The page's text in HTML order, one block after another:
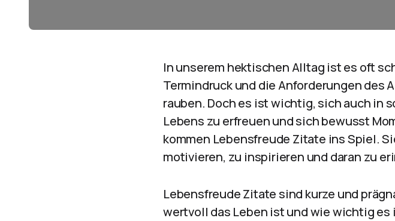
In unserem hektischen Alltag ist es oft
Termindruck und die Anforderungen des
rauben. Doch es ist wichtig, sich auch in
Lebens zu erfreuen und sich bewusst
kommen Lebensfreude Zitate ins Spiel.
motivieren, zu inspirieren und daran zu
Lebensfreude Zitate sind kurze und
wertvoll das Leben ist und wie wichtig